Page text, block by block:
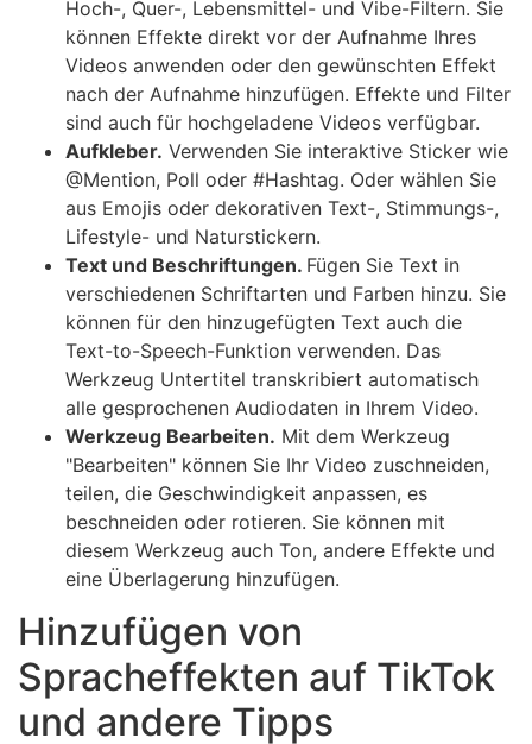
Hoch-, Quer-, Lebensmittel- und Vibe-Filtern. Sie
können Effekte direkt vor der Aufnahme Ihres
Videos anwenden oder den gewünschten Effekt
nach der Aufnahme hinzufügen. Effekte und Filter
sind auch für hochgeladene Videos verfügbar.
Aufkleber. Verwenden Sie interaktive Sticker wie
@Mention, Poll oder #Hashtag. Oder wählen Sie
aus Emojis oder dekorativen Text-, Stimmungs-,
Lifestyle- und Naturstickern.
Text und Beschriftungen. Fügen Sie Text in
verschiedenen Schriftarten und Farben hinzu. Sie
können für den hinzugefügten Text auch die
Text-to-Speech-Funktion verwenden. Das
Werkzeug Untertitel transkribiert automatisch
alle gesprochenen Audiodaten in Ihrem Video.
Werkzeug Bearbeiten. Mit dem Werkzeug
"Bearbeiten" können Sie Ihr Video zuschneiden,
teilen, die Geschwindigkeit anpassen, es
beschneiden oder rotieren. Sie können mit
diesem Werkzeug auch Ton, andere Effekte und
eine Überlagerung hinzufügen.
Hinzufügen von
Spracheffekten auf TikTok
und andere Tipps